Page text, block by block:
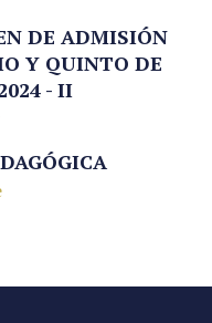
DE ADMISIÓN
Y QUINTO DE
- II